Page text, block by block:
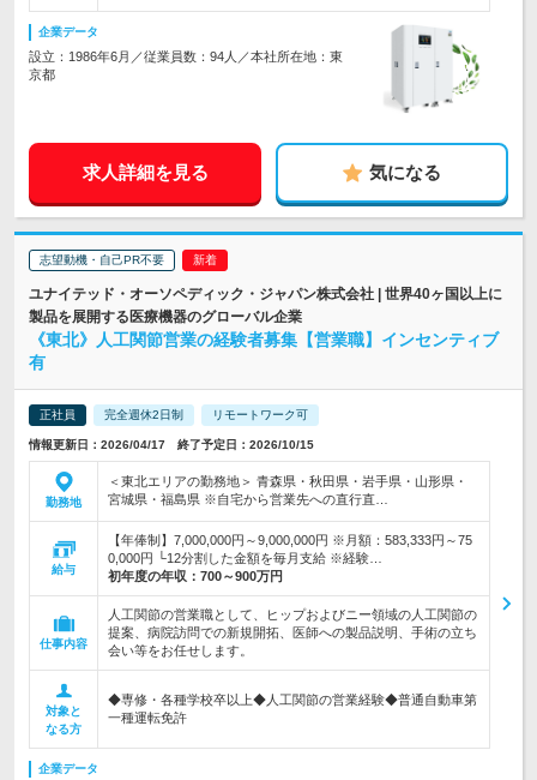
企業データ
設立：1986年6月／従業員数：94人／本社所在地：東
京都
求人詳細を見る 気になる
志望動機・自己PR不要
ユナイテッド・オーソペディック・ジャパン株式会社 | 世界40ヶ国以上に
製品を展開する医療機器のグローバル企業
《東北》人工関節営業の経験者募集【営業職】インセンティブ
有
正社員 完全週休2日制 リモートワーク可
情報更新日：2026/04/17 終了予定日：2026/10/15
勤務地
＜東北エリアの勤務地＞ 青森県・秋田県・岩手県・山形県・
宮城県・福島県 ※自宅から営業先への直行直…
給与
【年俸制】7,000,000円～9,000,000円 ※月額：583,333円～75
0,000円 └12分割した金額を毎月支給 ※経験…
初年度の年収： 700～900万円
仕事内容
人工関節の営業職として、ヒップおよびニー領域の人工関節の
提案、病院訪問での新規開拓、医師への製品説明、手術の立ち
会い等をお任せします。
対象と
なる方
◆専修・各種学校卒以上◆人工関節の営業経験◆普通自動車第
一種運転免許
企業データ